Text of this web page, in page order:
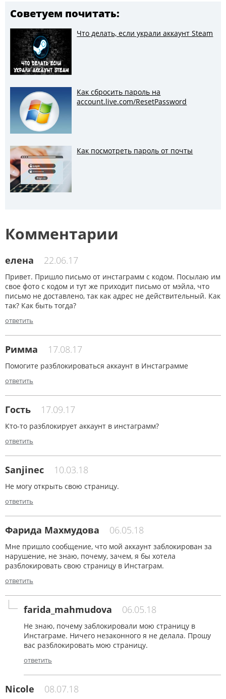
Советуем почитать:
Что делать, если украли аккаунт Steam
Как сбросить пароль на
account.live.com/ResetPassword
Как посмотреть пароль от почты
Комментарии
елена 22.06.17
Привет. Пришло письмо от инстаграмм с кодом. Посылаю им
свое фото с кодом и тут же приходит письмо от мэйла, что
письмо не доставлено, так как адрес не действительный. Как
так? Как быть тогда?
ответить
Римма 17.08.17
Помогите разблокироваться аккаунт в Инстаграмме
ответить
Гость 17.09.17
Кто-то разблокирует аккаунт в инстаграмм?
ответить
Sanjinec 10.03.18
Не могу открыть свою страницу.
ответить
Фарида Махмудова 06.05.18
Мне пришло сообщение, что мой аккаунт заблокирован за
нарушение, не знаю, почему, зачем, я бы хотела
разблокировать свою страницу в Инстаграм.
ответить
farida_mahmudova 06.05.18
Не знаю, почему заблокировали мою страницу в
Инстаграме. Ничего незаконного я не делала. Прошу
вас разблокировать мою страницу.
ответить
Nicole 08.07.18